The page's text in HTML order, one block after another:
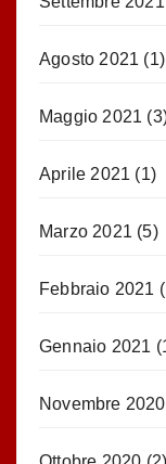
Agosto 2021 (1)
Maggio 2021
Aprile 2021 (1)
Marzo 2021 (5)
Febbraio 2021
Gennaio 2021
Novembre 2020